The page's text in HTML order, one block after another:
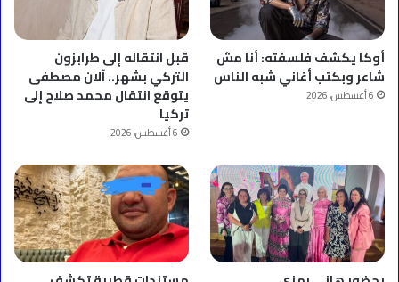
أوكا يكشف فلسفته: أنا مش
شاعر وبكتب أغاني شبه الناس
6 أغسطس، 2026
قبل انتقاله إلى طرابزون
التركي بشهر.. آلان مصطفى
يتوقع انتقال محمد صلاح إلى
تركيا
6 أغسطس، 2026